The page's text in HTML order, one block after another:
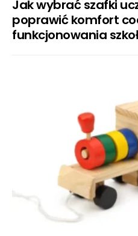
Jak wybrać szafki
poprawić komfort
funkcjonowania